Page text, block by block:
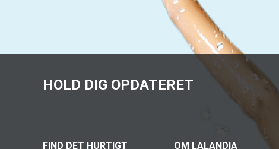
FIND DET HURTIGT
OM LALANDIA
HOLD DIG OPDATERET